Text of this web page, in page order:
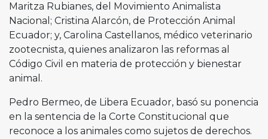
Maritza Rubianes, del Movimiento Animalista
Nacional; Cristina Alarcón, de Protección Animal
Ecuador; y, Carolina Castellanos, médico veterinario
zootecnista, quienes analizaron las reformas al
Código Civil en materia de protección y bienestar
animal.
Pedro Bermeo, de Libera Ecuador, basó su ponencia
en la sentencia de la Corte Constitucional que
reconoce a los animales como sujetos de derechos.